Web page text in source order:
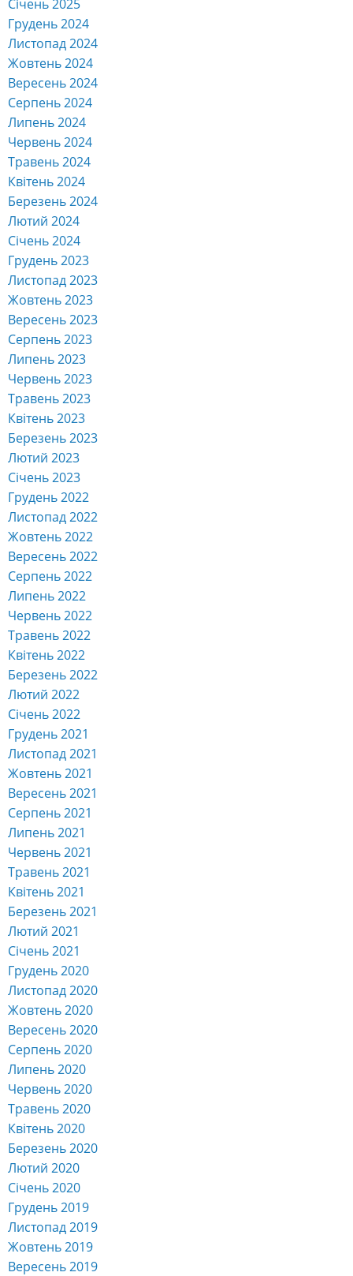
Січень 2025
Грудень 2024
Листопад 2024
Жовтень 2024
Вересень 2024
Серпень 2024
Липень 2024
Червень 2024
Травень 2024
Квітень 2024
Березень 2024
Лютий 2024
Січень 2024
Грудень 2023
Листопад 2023
Жовтень 2023
Вересень 2023
Серпень 2023
Липень 2023
Червень 2023
Травень 2023
Квітень 2023
Березень 2023
Лютий 2023
Січень 2023
Грудень 2022
Листопад 2022
Жовтень 2022
Вересень 2022
Серпень 2022
Липень 2022
Червень 2022
Травень 2022
Квітень 2022
Березень 2022
Лютий 2022
Січень 2022
Грудень 2021
Листопад 2021
Жовтень 2021
Вересень 2021
Серпень 2021
Липень 2021
Червень 2021
Травень 2021
Квітень 2021
Березень 2021
Лютий 2021
Січень 2021
Грудень 2020
Листопад 2020
Жовтень 2020
Вересень 2020
Серпень 2020
Липень 2020
Червень 2020
Травень 2020
Квітень 2020
Березень 2020
Лютий 2020
Січень 2020
Грудень 2019
Листопад 2019
Жовтень 2019
Вересень 2019